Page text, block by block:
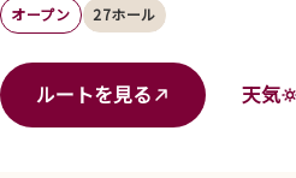
オープン 27ホール
ルートを見る 天気